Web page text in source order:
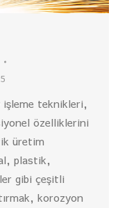
işleme teknikleri,
özelliklerini
üretim
plastik,
gibi çeşitli
korozyon